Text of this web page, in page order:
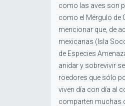
como las aves son
como el Mérgulo de
mencionar que, de
mexicanas (Isla
de Especies
anidar y sobrevivir
roedores que sólo
viven día con día al
comparten muchas